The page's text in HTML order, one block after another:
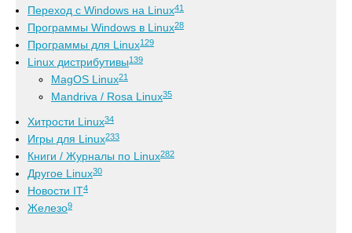
Переход с Windows на Linux41
Программы Windows в Linux28
Программы для Linux129
Linux дистрибутивы139
MagOS Linux21
Mandriva / Rosa Linux35
Хитрости Linux34
Игры для Linux233
Книги / Журналы по Linux282
Другое Linux30
Новости IT4
Железо9